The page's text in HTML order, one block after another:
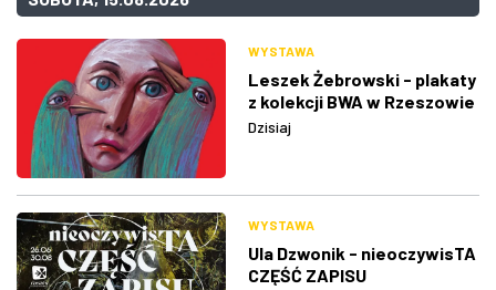
WYSTAWA
Leszek Żebrowski - plakaty
z kolekcji BWA w Rzeszowie
Dzisiaj
WYSTAWA
Ula Dzwonik - nieoczywisTA
CZĘŚĆ ZAPISU